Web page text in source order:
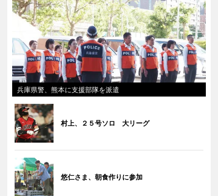
兵庫県警、熊本に支援部隊を派遣
村上、２５号ソロ 大リーグ
悠仁さま、朝食作りに参加